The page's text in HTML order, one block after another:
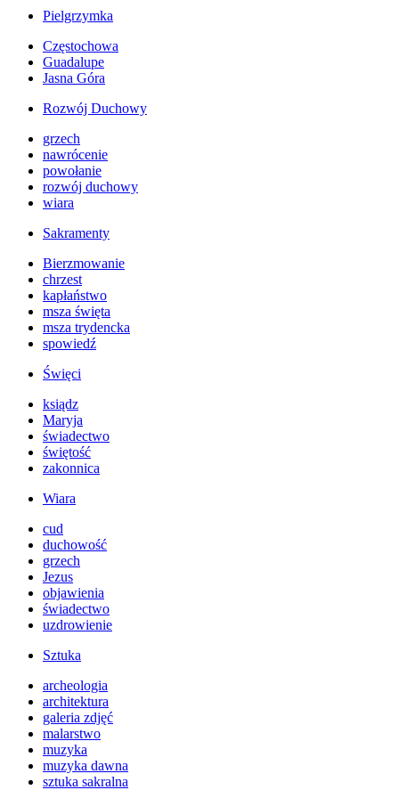
Pielgrzymka
Częstochowa
Guadalupe
Jasna Góra
Rozwój Duchowy
grzech
nawrócenie
powołanie
rozwój duchowy
wiara
Sakramenty
Bierzmowanie
chrzest
kapłaństwo
msza święta
msza trydencka
spowiedź
Święci
ksiądz
Maryja
świadectwo
świętość
zakonnica
Wiara
cud
duchowość
grzech
Jezus
objawienia
świadectwo
uzdrowienie
Sztuka
archeologia
architektura
galeria zdjęć
malarstwo
muzyka
muzyka dawna
sztuka sakralna